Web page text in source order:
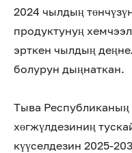
2024 чылдың
продуктунуң
эрткен чылдың
болурун дыңнаткан.
Тыва
хөгжүлдезиниң
күүселдезин 2025-